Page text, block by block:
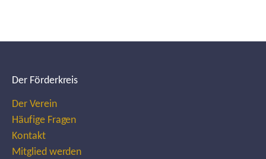
Der Förderkreis
Der Verein
Häufige Fragen
Kontakt
Mitglied werden